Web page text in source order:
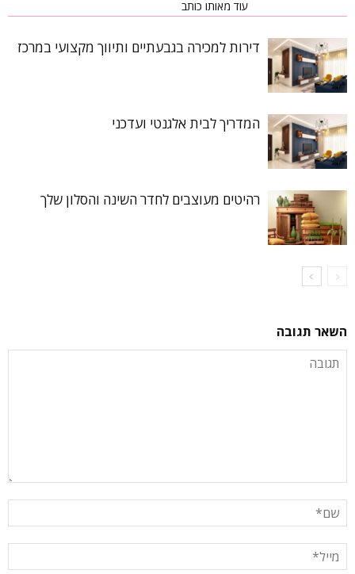
עוד מאותו כותב
דירות למכירה בגבעתיים ותיווך מקצועי במרכז
המדריך לבית אלגנטי ועדכני
רהיטים מעוצבים לחדר השינה והסלון שלך
השאר תגובה